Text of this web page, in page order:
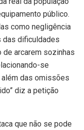
público.
como negligência
das dificuldades
arcarem sozinhas
se
das omissões
diz a petição
que não se pode